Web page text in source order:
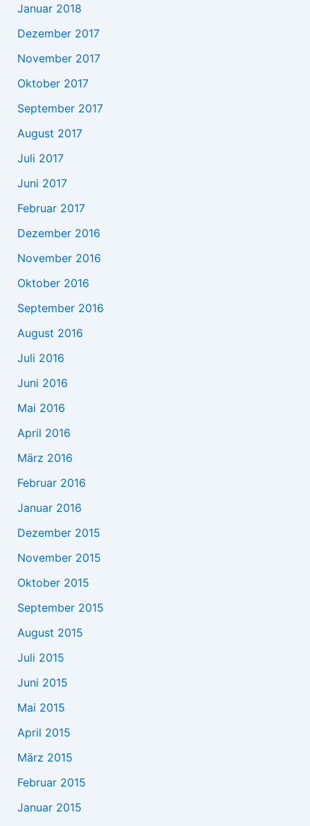
Januar 2018
Dezember 2017
November 2017
Oktober 2017
September 2017
August 2017
Juli 2017
Juni 2017
Februar 2017
Dezember 2016
November 2016
Oktober 2016
September 2016
August 2016
Juli 2016
Juni 2016
Mai 2016
April 2016
März 2016
Februar 2016
Januar 2016
Dezember 2015
November 2015
Oktober 2015
September 2015
August 2015
Juli 2015
Juni 2015
Mai 2015
April 2015
März 2015
Februar 2015
Januar 2015